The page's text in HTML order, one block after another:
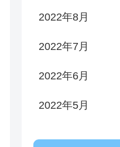
2022年8月
2022年7月
2022年6月
2022年5月